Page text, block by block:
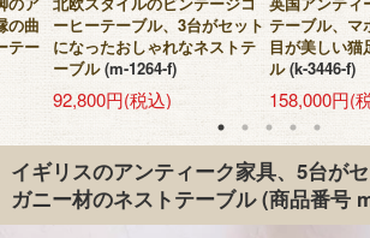
の曲
テー
ーヒーテーブル、3台がセット
になったおしゃれなネストテ
ーブル (m-1264-f)
92,800円(税込)
テーブル、マ
目が美しい猫
ル (k-3446-f)
158,000円(
イギリスのアンティーク家具、5台が
ガニー材のネストテーブル(商品番号